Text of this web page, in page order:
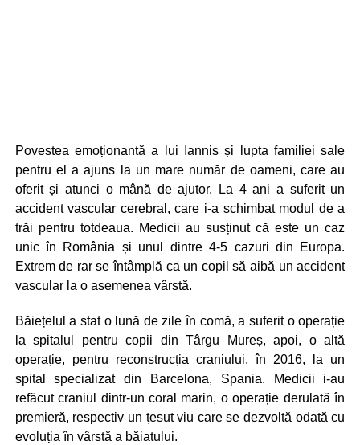
Povestea emoționantă a lui Iannis și lupta familiei sale
pentru el a ajuns la un mare număr de oameni, care au
oferit și atunci o mână de ajutor. La 4 ani a suferit un
accident vascular cerebral, care i-a schimbat modul de a
trăi pentru totdeaua. Medicii au susținut că este un caz
unic în România și unul dintre 4-5 cazuri din Europa.
Extrem de rar se întâmplă ca un copil să aibă un accident
vascular la o asemenea vârstă.
Băiețelul a stat o lună de zile în comă, a suferit o operație
la spitalul pentru copii din Târgu Mureș, apoi, o altă
operație, pentru reconstrucția craniului, în 2016, la un
spital specializat din Barcelona, Spania. Medicii i-au
refăcut craniul dintr-un coral marin, o operație derulată în
premieră, respectiv un țesut viu care se dezvoltă odată cu
evoluția în vârstă a băiatului.